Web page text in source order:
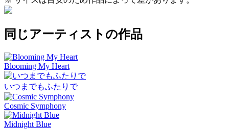
同じアーティストの作品
Blooming My Heart
いつまでもふたりで
Cosmic Symphony
Midnight Blue